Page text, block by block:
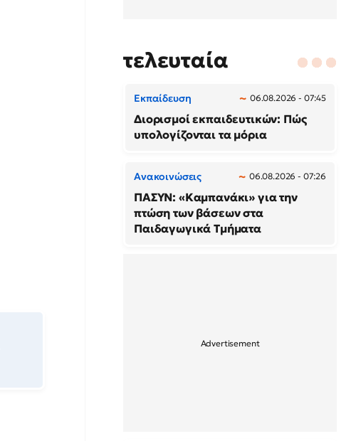
τελευταία
Εκπαίδευση 06.08.2026 - 07:45
Διορισμοί εκπαιδευτικών: Πώς
υπολογίζονται τα μόρια
Ανακοινώσεις 06.08.2026 - 07:26
ΠΑΣΥΝ: «Καμπανάκι» για την
πτώση των βάσεων στα
Παιδαγωγικά Τμήματα